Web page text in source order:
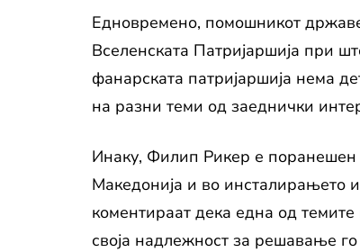
Едновремено, помошникот
Вселенската Патријаршија при
фанарската патријаршија нема
на разни теми од заеднички
Инаку, Филип Рикер е поранешен
Македонија и во инсталирањето
коментираат дека една од
своја надлежност за решавање